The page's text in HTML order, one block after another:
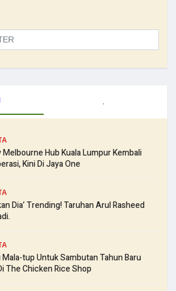
Hub Kuala Lumpur Kembali
Kini Di Jaya One
Dia’ Trending! Taruhan Arul Rasheed
tup Untuk Sambutan Tahun Baru
The Chicken Rice Shop